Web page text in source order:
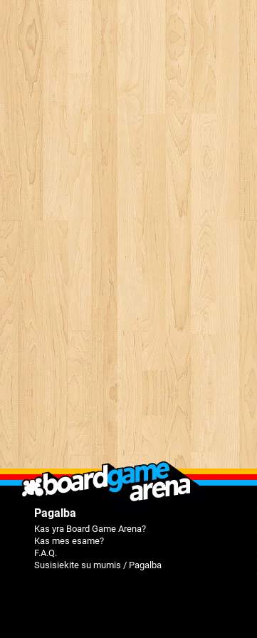
Pagalba
Kas yra Board Game Arena?
Kas mes esame?
F.A.Q.
Susisiekite su mumis / Pagalba